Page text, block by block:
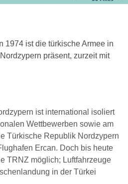
1974 ist die türkische Armee in
präsent, zurzeit mit
ist international isoliert
Wettbewerben sowie am
Türkische Republik Nordzypern
Ercan. Doch bis heute
TRNZ möglich; Luftfahrzeuge
in der Türkei